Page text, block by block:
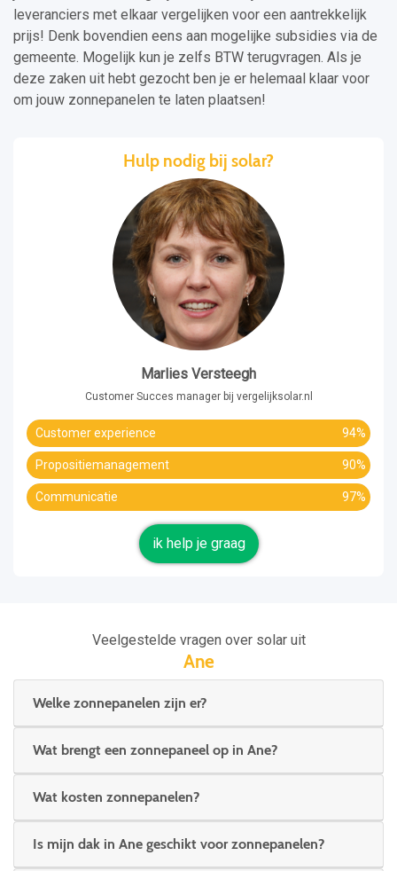
leveranciers met elkaar vergelijken voor een aantrekkelijk
prijs! Denk bovendien eens aan mogelijke subsidies via de
gemeente. Mogelijk kun je zelfs BTW terugvragen. Als je
deze zaken uit hebt gezocht ben je er helemaal klaar voor
om jouw zonnepanelen te laten plaatsen!
Hulp nodig bij solar?
Marlies Versteegh
Customer Succes manager bij vergelijksolar.nl
Customer experience 94%
Propositiemanagement 90%
Communicatie 97%
ik help je graag
Veelgestelde vragen over solar uit
Ane
Welke zonnepanelen zijn er?
Wat brengt een zonnepaneel op in Ane?
Wat kosten zonnepanelen?
Is mijn dak in Ane geschikt voor zonnepanelen?